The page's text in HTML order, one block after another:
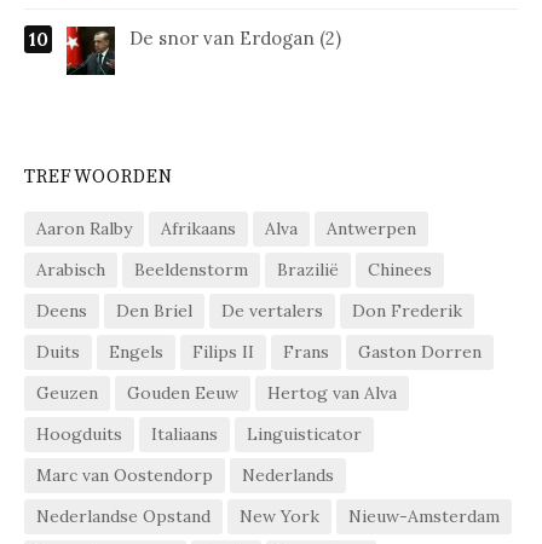
De snor van Erdogan (2)
TREFWOORDEN
Aaron Ralby Afrikaans Alva
Antwerpen
Arabisch
Beeldenstorm Brazilië
Chinees
Deens
Den Briel De vertalers
Don Frederik
Duits
Engels Filips II Frans
Gaston Dorren
Geuzen
Gouden Eeuw
Hertog van Alva
Hoogduits
Italiaans
Linguisticator
Marc van Oostendorp
Nederlands
Nederlandse Opstand
New York
Nieuw-Amsterdam